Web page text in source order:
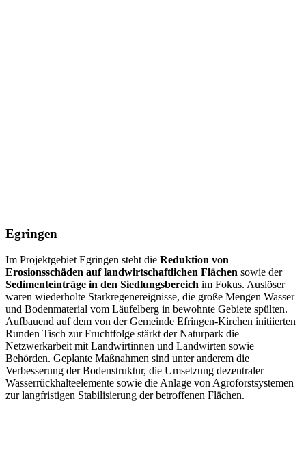
Egringen
Im Projektgebiet Egringen steht die Reduktion von
Erosionsschäden auf landwirtschaftlichen Flächen sowie der
Sedimenteinträge in den Siedlungsbereich im Fokus. Auslöser
waren wiederholte Starkregenereignisse, die große Mengen Wasser
und Bodenmaterial vom Läufelberg in bewohnte Gebiete spülten.
Aufbauend auf dem von der Gemeinde Efringen-Kirchen initiierten
Runden Tisch zur Fruchtfolge stärkt der Naturpark die
Netzwerkarbeit mit Landwirtinnen und Landwirten sowie
Behörden. Geplante Maßnahmen sind unter anderem die
Verbesserung der Bodenstruktur, die Umsetzung dezentraler
Wasserrückhalteelemente sowie die Anlage von Agroforstsystemen
zur langfristigen Stabilisierung der betroffenen Flächen.